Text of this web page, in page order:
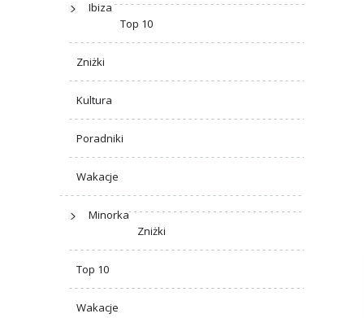
Ibiza
Top 10
Zniżki
Kultura
Poradniki
Wakacje
Minorka
Zniżki
Top 10
Wakacje